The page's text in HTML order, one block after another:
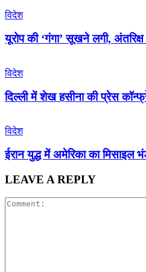
विदेश
यूरोप की ‘गंगा’ सूखने लगी,
विदेश
दिल्ली में शेख हसीना की प्रेस
विदेश
ईरान युद्ध में अमेरिका का मिसाइल
LEAVE A REPLY